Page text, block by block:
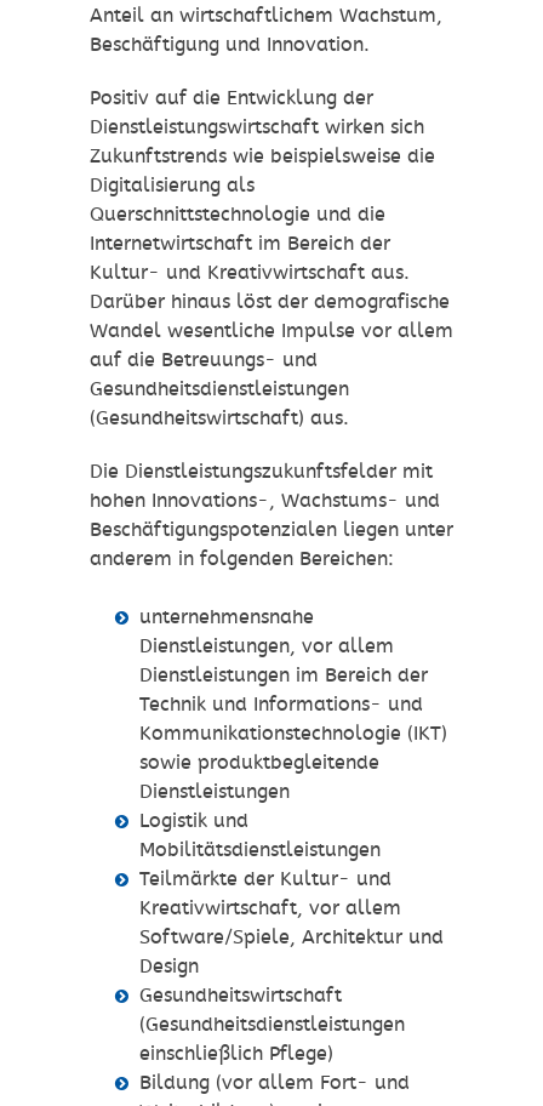
Anteil an wirtschaftlichem Wachstum,
Beschäftigung und Innovation.
Positiv auf die Entwicklung der
Dienstleistungswirtschaft wirken sich
Zukunftstrends wie beispielsweise die
Digitalisierung als
Querschnittstechnologie und die
Internetwirtschaft im Bereich der
Kultur- und Kreativwirtschaft aus.
Darüber hinaus löst der demografische
Wandel wesentliche Impulse vor allem
auf die Betreuungs- und
Gesundheitsdienstleistungen
(Gesundheitswirtschaft) aus.
Die Dienstleistungszukunftsfelder mit
hohen Innovations-, Wachstums- und
Beschäftigungspotenzialen liegen unter
anderem in folgenden Bereichen:
unternehmensnahe
Dienstleistungen, vor allem
Dienstleistungen im Bereich der
Technik und Informations- und
Kommunikationstechnologie (IKT)
sowie produktbegleitende
Dienstleistungen
Logistik und
Mobilitätsdienstleistungen
Teilmärkte der Kultur- und
Kreativwirtschaft, vor allem
Software/Spiele, Architektur und
Design
Gesundheitswirtschaft
(Gesundheitsdienstleistungen
einschließlich Pflege)
Bildung (vor allem Fort- und